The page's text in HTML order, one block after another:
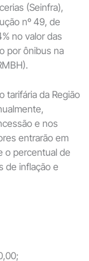
(Seinfra),
nº 49, de
no valor das
por ônibus na
tarifária da Região
e nos
entrarão em
o percentual de
de inflação e